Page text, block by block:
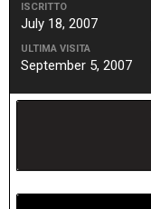
ISCRITTO
July 18, 2007
ULTIMA VISITA
September 5, 2007